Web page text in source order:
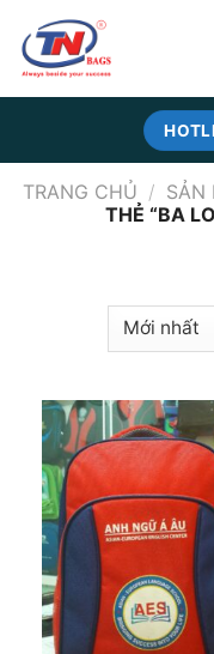
content
TRANG CHỦ / SẢN
THẺ “BA